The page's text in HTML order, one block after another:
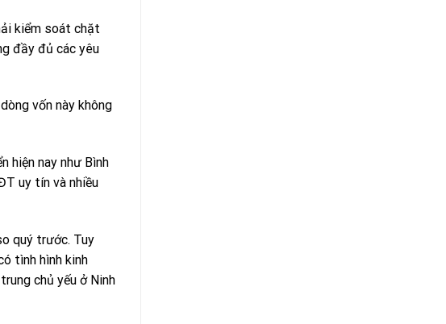
kiểm soát chặt
đầy đủ các yêu
vốn này không
hiện nay như Bình
uy tín và nhiều
quý trước. Tuy
tình hình kinh
chủ yếu ở Ninh